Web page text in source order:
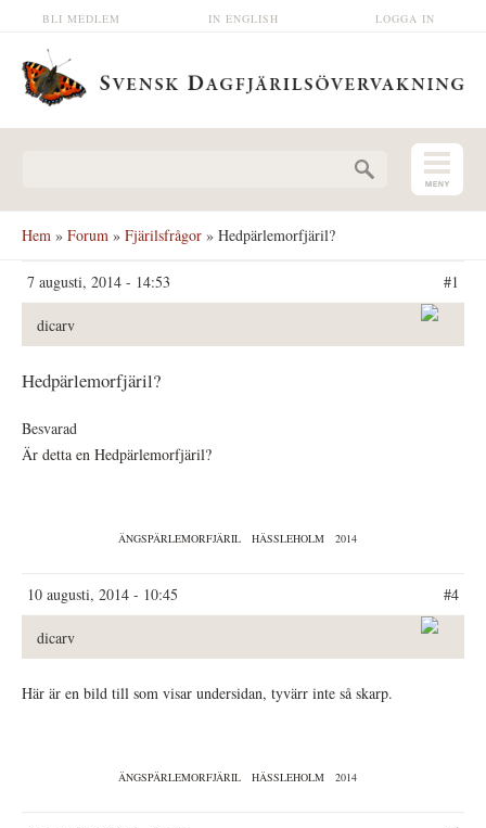
Hoppa till huvudinnehåll LOGGA IN
IN ENGLISH
BLI MEDLEM
Hem » Forum » Fjärilsfrågor » Hedpärlemorfjäril?
7 augusti, 2014 - 14:53 #1
dicarv
Hedpärlemorfjäril?
Besvarad
Är detta en Hedpärlemorfjäril?
ÄNGSPÄRLEMORFJÄRIL HÄSSLEHOLM 2014
10 augusti, 2014 - 10:45 #4
dicarv
Här är en bild till som visar undersidan, tyvärr inte så skarp.
ÄNGSPÄRLEMORFJÄRIL HÄSSLEHOLM 2014